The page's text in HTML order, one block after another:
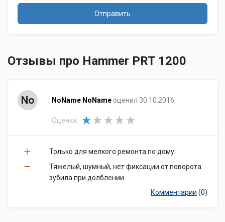
Отправить
Отзывы про Hammer PRT 1200
No NoName NoName оценил 30.10.2016
Оценка:
Только для мелкого ремонта по дому.
Тяжелый, шумный, нет фиксации от поворота
зубила при долблении.
Комментарии (0)